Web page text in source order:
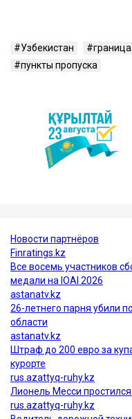
Узбекистан граница
пункты пропуска